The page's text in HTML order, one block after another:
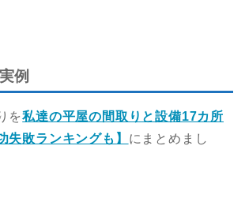
例
を私達の平屋の間取りと設備17カ所
失敗ランキングも】 にまとめまし